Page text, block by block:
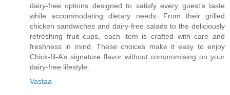
dairy-free options designed to satisfy every guest’s taste
while accommodating dietary needs. From their grilled
chicken sandwiches and dairy-free salads to the deliciously
refreshing fruit cups, each item is crafted with care and
freshness in mind. These choices make it easy to enjoy
Chick-fil-A’s signature flavor without compromising on your
dairy-free lifestyle.
Vastaa